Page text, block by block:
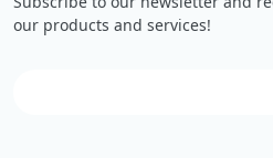
our products and services!